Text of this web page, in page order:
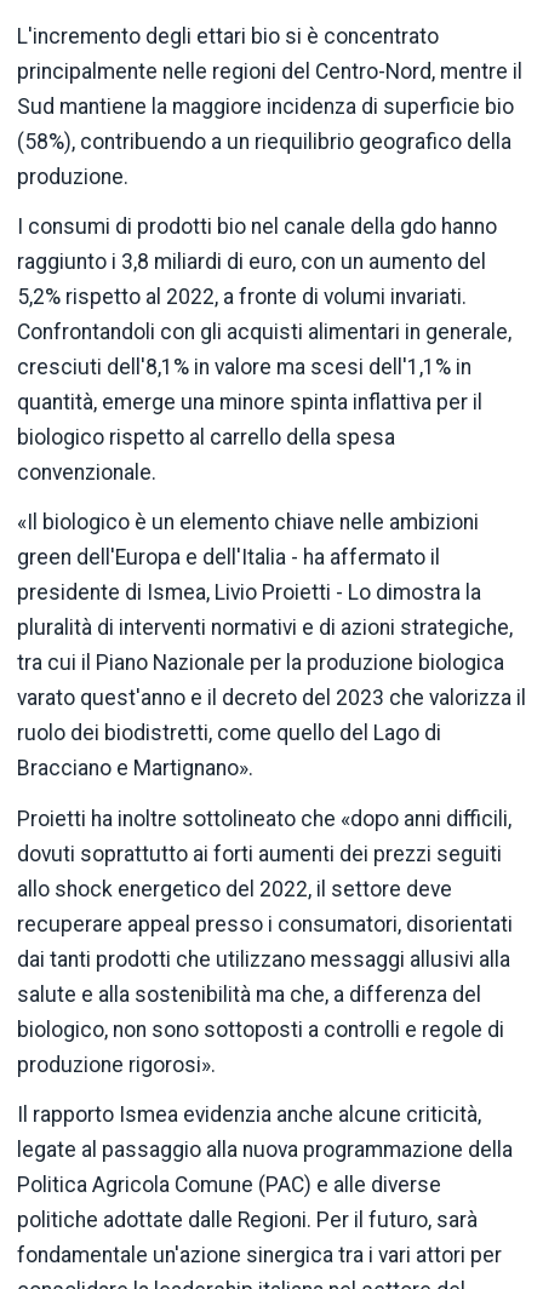
L'incremento degli ettari bio si è concentrato
principalmente nelle regioni del Centro-Nord, mentre il
Sud mantiene la maggiore incidenza di superficie bio
(58%), contribuendo a un riequilibrio geografico della
produzione.
I consumi di prodotti bio nel canale della gdo hanno
raggiunto i 3,8 miliardi di euro, con un aumento del
5,2% rispetto al 2022, a fronte di volumi invariati.
Confrontandoli con gli acquisti alimentari in generale,
cresciuti dell'8,1% in valore ma scesi dell'1,1% in
quantità, emerge una minore spinta inflattiva per il
biologico rispetto al carrello della spesa
convenzionale.
«Il biologico è un elemento chiave nelle ambizioni
green dell'Europa e dell'Italia - ha affermato il
presidente di Ismea, Livio Proietti - Lo dimostra la
pluralità di interventi normativi e di azioni strategiche,
tra cui il Piano Nazionale per la produzione biologica
varato quest'anno e il decreto del 2023 che valorizza il
ruolo dei biodistretti, come quello del Lago di
Bracciano e Martignano».
Proietti ha inoltre sottolineato che «dopo anni difficili,
dovuti soprattutto ai forti aumenti dei prezzi seguiti
allo shock energetico del 2022, il settore deve
recuperare appeal presso i consumatori, disorientati
dai tanti prodotti che utilizzano messaggi allusivi alla
salute e alla sostenibilità ma che, a differenza del
biologico, non sono sottoposti a controlli e regole di
produzione rigorosi».
Il rapporto Ismea evidenzia anche alcune criticità,
legate al passaggio alla nuova programmazione della
Politica Agricola Comune (PAC) e alle diverse
politiche adottate dalle Regioni. Per il futuro, sarà
fondamentale un'azione sinergica tra i vari attori per